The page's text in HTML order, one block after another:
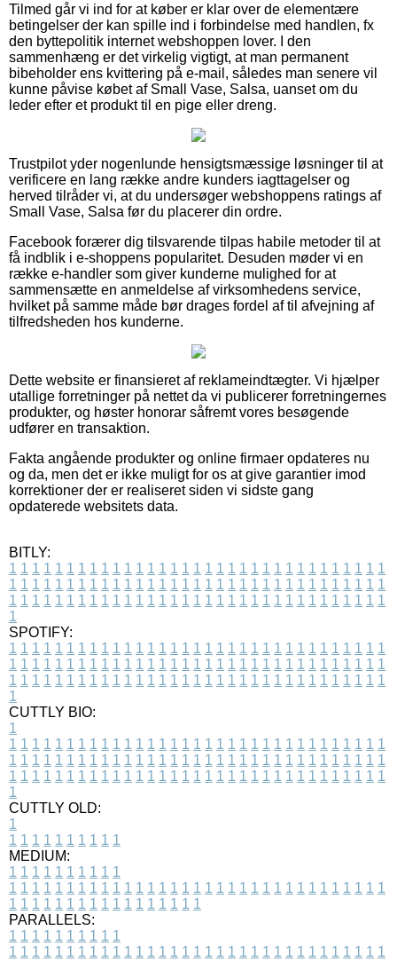
Tilmed går vi ind for at køber er klar over de elementære
betingelser der kan spille ind i forbindelse med handlen, fx
den byttepolitik internet webshoppen lover. I den
sammenhæng er det virkelig vigtigt, at man permanent
bibeholder ens kvittering på e-mail, således man senere vil
kunne påvise købet af Small Vase, Salsa, uanset om du
leder efter et produkt til en pige eller dreng.
Trustpilot yder nogenlunde hensigtsmæssige løsninger til at
verificere en lang række andre kunders iagttagelser og
herved tilråder vi, at du undersøger webshoppens ratings af
Small Vase, Salsa før du placerer din ordre.
Facebook forærer dig tilsvarende tilpas habile metoder til at
få indblik i e-shoppens popularitet. Desuden møder vi en
række e-handler som giver kunderne mulighed for at
sammensætte en anmeldelse af virksomhedens service,
hvilket på samme måde bør drages fordel af til afvejning af
tilfredsheden hos kunderne.
Dette website er finansieret af reklameindtægter. Vi hjælper
utallige forretninger på nettet da vi publicerer forretningernes
produkter, og høster honorar såfremt vores besøgende
udfører en transaktion.
Fakta angående produkter og online firmaer opdateres nu
og da, men det er ikke muligt for os at give garantier imod
korrektioner der er realiseret siden vi sidste gang
opdaterede websitets data.
BITLY:
1 1 1 1 1 1 1 1 1 1 1 1 1 1 1 1 1 1 1 1 1 1 1 1 1 1 1 1 1 1 1 1 1
1 1 1 1 1 1 1 1 1 1 1 1 1 1 1 1 1 1 1 1 1 1 1 1 1 1 1 1 1 1 1 1 1
1 1 1 1 1 1 1 1 1 1 1 1 1 1 1 1 1 1 1 1 1 1 1 1 1 1 1 1 1 1 1 1 1
1
SPOTIFY:
1 1 1 1 1 1 1 1 1 1 1 1 1 1 1 1 1 1 1 1 1 1 1 1 1 1 1 1 1 1 1 1 1
1 1 1 1 1 1 1 1 1 1 1 1 1 1 1 1 1 1 1 1 1 1 1 1 1 1 1 1 1 1 1 1 1
1 1 1 1 1 1 1 1 1 1 1 1 1 1 1 1 1 1 1 1 1 1 1 1 1 1 1 1 1 1 1 1 1
1
CUTTLY BIO:
1
1 1 1 1 1 1 1 1 1 1 1 1 1 1 1 1 1 1 1 1 1 1 1 1 1 1 1 1 1 1 1 1 1
1 1 1 1 1 1 1 1 1 1 1 1 1 1 1 1 1 1 1 1 1 1 1 1 1 1 1 1 1 1 1 1 1
1 1 1 1 1 1 1 1 1 1 1 1 1 1 1 1 1 1 1 1 1 1 1 1 1 1 1 1 1 1 1 1 1
1
CUTTLY OLD:
1
1 1 1 1 1 1 1 1 1 1
MEDIUM:
1 1 1 1 1 1 1 1 1 1
1 1 1 1 1 1 1 1 1 1 1 1 1 1 1 1 1 1 1 1 1 1 1 1 1 1 1 1 1 1 1 1 1
1 1 1 1 1 1 1 1 1 1 1 1 1 1 1 1 1
PARALLELS:
1 1 1 1 1 1 1 1 1 1
1 1 1 1 1 1 1 1 1 1 1 1 1 1 1 1 1 1 1 1 1 1 1 1 1 1 1 1 1 1 1 1 1